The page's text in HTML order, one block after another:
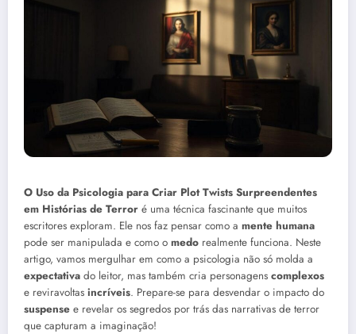
O Uso da Psicologia para Criar Plot Twists Surpreendentes
em Histórias de Terror é uma técnica fascinante que muitos
escritores exploram. Ele nos faz pensar como a mente humana
pode ser manipulada e como o medo realmente funciona. Neste
artigo, vamos mergulhar em como a psicologia não só molda a
expectativa do leitor, mas também cria personagens complexos
e reviravoltas incríveis. Prepare-se para desvendar o impacto do
suspense e revelar os segredos por trás das narrativas de terror
que capturam a imaginação!